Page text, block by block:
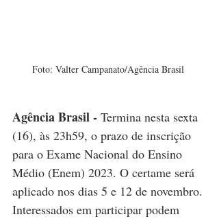
Foto: Valter Campanato/Agência Brasil
Agência Brasil - Termina nesta sexta
(16), às 23h59, o prazo de inscrição
para o Exame Nacional do Ensino
Médio (Enem) 2023. O certame será
aplicado nos dias 5 e 12 de novembro.
Interessados em participar podem